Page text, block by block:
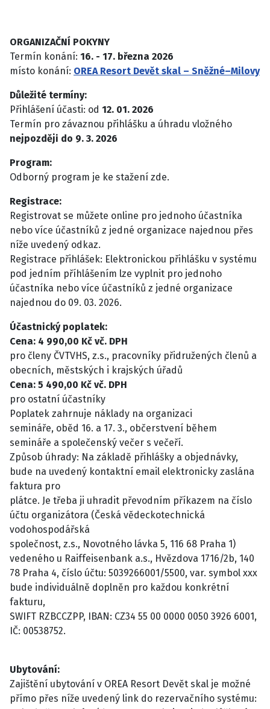
ORGANIZAČNÍ POKYNY
Termín konání: 16. - 17. března 2026
místo konání: OREA Resort Devět skal – Sněžné–Milovy
Důležité termíny:
Přihlášení účasti: od 12. 01. 2026
Termín pro závaznou přihlášku a úhradu vložného
nejpozději do 9. 3. 2026
Program:
Odborný program je ke stažení zde.
Registrace:
Registrovat se můžete online pro jednoho účastníka
nebo více účastníků z jedné organizace najednou přes
níže uvedený odkaz.
Registrace přihlášek: Elektronickou přihlášku v systému
pod jedním příhlášením lze vyplnit pro jednoho
účastníka nebo více účastníků z jedné organizace
najednou do 09. 03. 2026.
Účastnický poplatek:
Cena: 4 990,00 Kč vč. DPH
pro členy ČVTVHS, z.s., pracovníky přidružených členů a
obecních, městských i krajských úřadů
Cena: 5 490,00 Kč vč. DPH
pro ostatní účastníky
Poplatek zahrnuje náklady na organizaci
semináře, oběd 16. a 17. 3., občerstvení během
semináře a společenský večer s večeří.
Způsob úhrady: Na základě přihlášky a objednávky,
bude na uvedený kontaktní email elektronicky zaslána
faktura pro
plátce. Je třeba ji uhradit převodním příkazem na číslo
účtu organizátora (Česká vědeckotechnická
vodohospodářská
společnost, z.s., Novotného lávka 5, 116 68 Praha 1)
vedeného u Raiffeisenbank a.s., Hvězdova 1716/2b, 140
78 Praha 4, číslo účtu: 5039266001/5500, var. symbol xxx
bude individuálně doplněn pro každou konkrétní
fakturu,
SWIFT RZBCCZPP, IBAN: CZ34 55 00 0000 0050 3926 6001,
IČ: 00538752.
Ubytování:
Zajištění ubytování v OREA Resort Devět skal je možné
přímo přes níže uvedený link do rezervačního systému: